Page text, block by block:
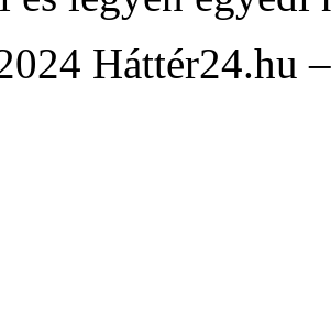
Háttér24.hu